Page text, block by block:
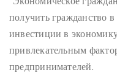
получить гражданство
инвестиции в
привлекательным
предпринимателей.